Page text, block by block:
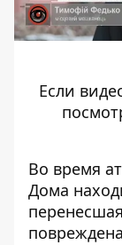
Если
Во время
Дома